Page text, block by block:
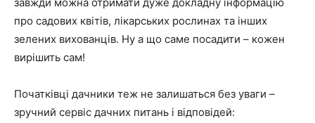
про садових квітів, лікарських рослинах та інших
зелених вихованців. Ну а що саме посадити – кожен
вирішить сам!
Початківці дачники теж не залишаться без уваги –
зручний сервіс дачних питань і відповідей: